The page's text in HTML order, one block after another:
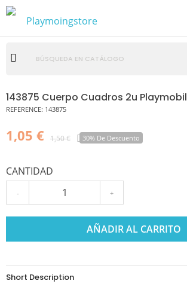
143875 Cuerpo Cuadros 2u Playmobil
REFERENCE: 143875
1,05 € 1,50 € 30% De Descuento
CANTIDAD
- +
AÑADIR AL CARRITO
Short Description